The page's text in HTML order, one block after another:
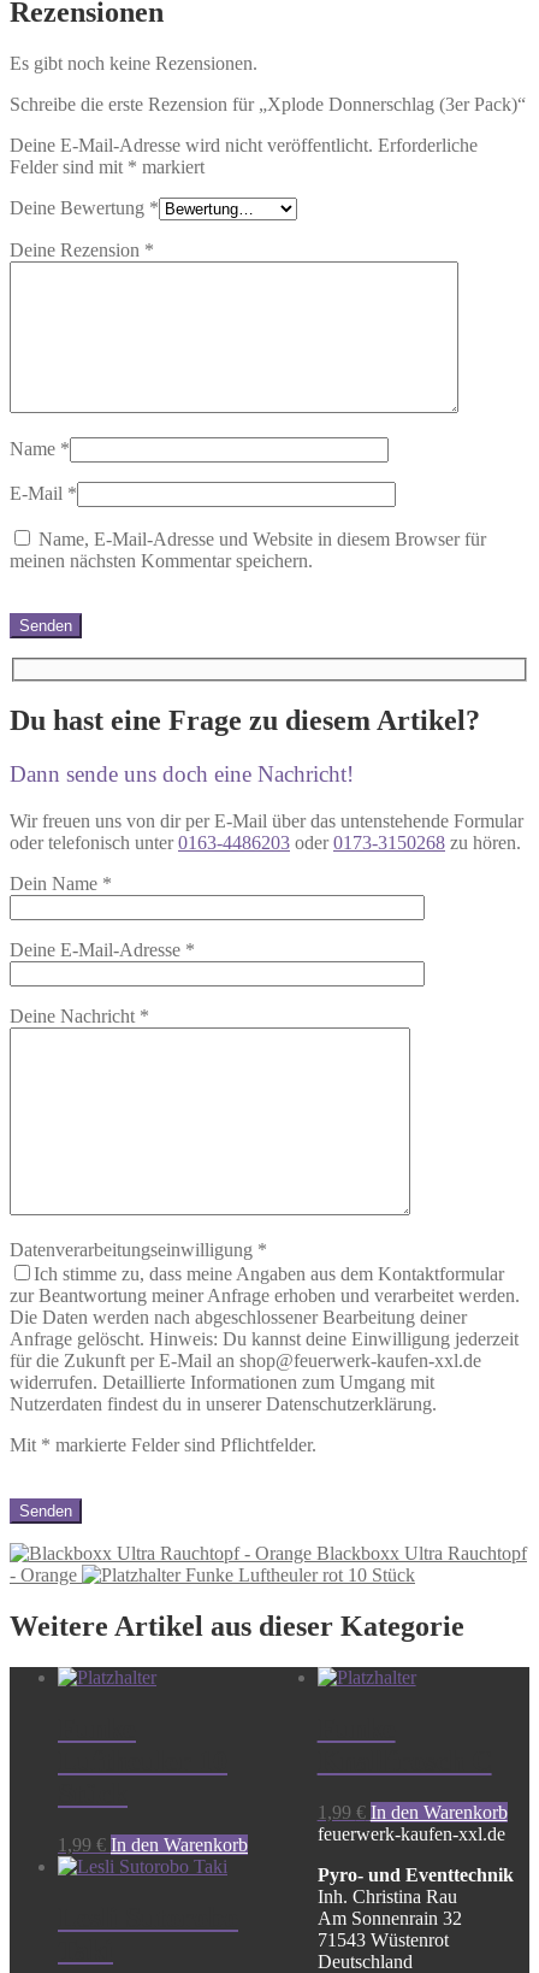
Rezensionen
Es gibt noch keine Rezensionen.
Schreibe die erste Rezension für „Xplode Donnerschlag (3er Pack)“
Deine E-Mail-Adresse wird nicht veröffentlicht. Erforderliche
Felder sind mit * markiert
Deine Bewertung *
Deine Rezension *
Name *
E-Mail *
Name, E-Mail-Adresse und Website in diesem Browser für
meinen nächsten Kommentar speichern.
Du hast eine Frage zu diesem Artikel?
Dann sende uns doch eine Nachricht!
Wir freuen uns von dir per E-Mail über das untenstehende Formular
oder telefonisch unter0163-4486203 oder0173-3150268 zu hören.
Dein Name *
Deine E-Mail-Adresse *
Deine Nachricht *
Datenverarbeitungseinwilligung *
Ich stimme zu, dass meine Angaben aus dem Kontaktformular
zur Beantwortung meiner Anfrage erhoben und verarbeitet werden.
Die Daten werden nach abgeschlossener Bearbeitung deiner
Anfrage gelöscht. Hinweis: Du kannst deine Einwilligung jederzeit
für die Zukunft per E-Mail an shop@feuerwerk-kaufen-xxl.de
widerrufen. Detaillierte Informationen zum Umgang mit
Nutzerdaten findest du in unserer Datenschutzerklärung.
Mit * markierte Felder sind Pflichtfelder.
Blackboxx Ultra Rauchtopf
- Orange
Funke Luftheuler rot 10 Stück
Weitere Artikel aus dieser Kategorie
1,99 € In den Warenkorb
1,99 € In den Warenkorb
feuerwerk-kaufen-xxl.de
Pyro- und Eventtechnik
Inh. Christina Rau
Am Sonnenrain 32
71543 Wüstenrot
Deutschland